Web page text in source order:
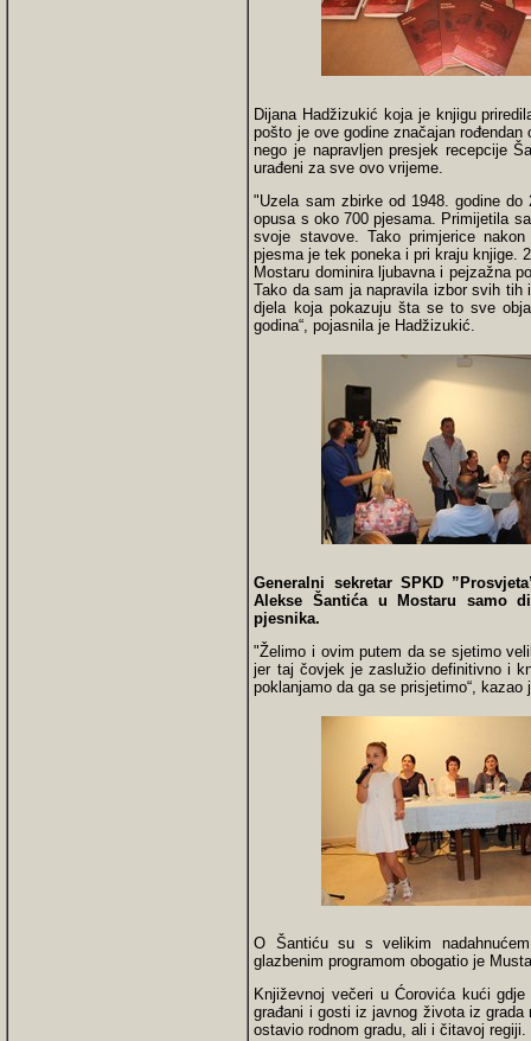
Dijana Hadžizukić koja je knjigu
pošto je ove godine značajan
nego je napravljen presjek recepcije
urađeni za sve ovo vrijeme.
"Uzela sam zbirke od 1948. godine
opusa s oko 700 pjesama. Primijetila
svoje stavove. Tako primjerice
pjesma je tek poneka i pri kraju knjige.
Mostaru dominira ljubavna i pejzažna
Tako da sam ja napravila izbor svih
djela koja pokazuju šta se to sve
godina“, pojasnila je Hadžizukić.
Generalni sekretar SPKD
Alekse Šantića u Mostaru samo
pjesnika.
"Želimo i ovim putem da se sjetimo
jer taj čovjek je zaslužio definitivno i
poklanjamo da ga se prisjetimo“, kazao
O Šantiću su s velikim
glazbenim programom obogatio je
Književnoj večeri u Ćorovića kući
građani i gosti iz javnog života iz
ostavio rodnom gradu, ali i čitavoj regiji.